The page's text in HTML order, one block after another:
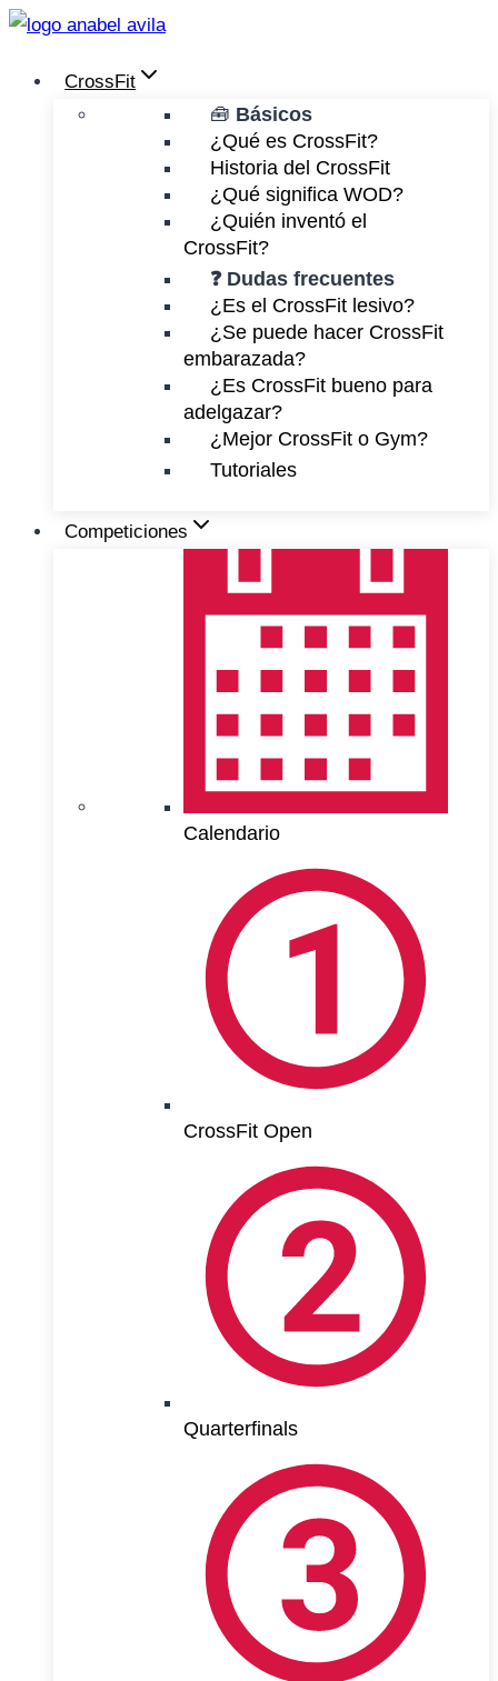
Saltar
contenidoCrossFit
🧰 Básicos
¿Qué es CrossFit?
Historia del CrossFit
¿Qué significa WOD?
¿Quién inventó el
CrossFit?
❓ Dudas frecuentes
¿Es el CrossFit lesivo?
¿Se puede hacer CrossFit
embarazada?
¿Es CrossFit bueno para
adelgazar?
¿Mejor CrossFit o Gym?
Tutoriales
Competiciones
Calendario
CrossFit Open
Quarterfinals